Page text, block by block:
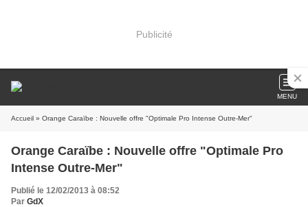
Publicité
MENU
Accueil » Orange Caraïbe : Nouvelle offre "Optimale Pro Intense Outre-Mer"
Orange Caraïbe : Nouvelle offre "Optimale Pro
Intense Outre-Mer"
Publié le 12/02/2013 à 08:52
Par GdX